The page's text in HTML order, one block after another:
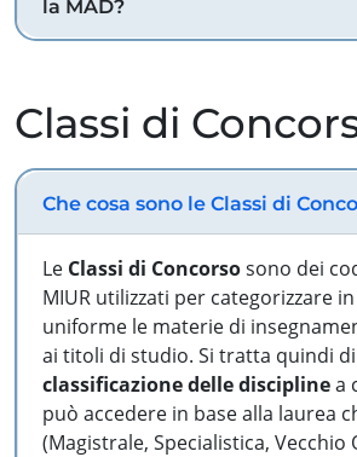
la MAD?
Classi di
Che cosa sono le Classi di
Le Classi di Concorsosono dei
MIUR utilizzati per categorizzare
uniforme le materie di
ai titoli di studio. Si tratta quindi
classificazione delle disciplinea
può accedere in base alla laurea
(Magistrale, Specialistica, Vecchio